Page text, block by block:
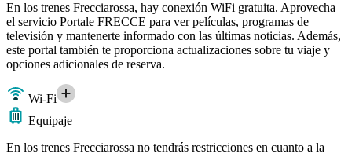
En los trenes Frecciarossa, hay conexión WiFi gratuita. Aprovecha
el servicio Portale FRECCE para ver películas, programas de
televisión y mantenerte informado con las últimas noticias. Además,
este portal también te proporciona actualizaciones sobre tu viaje y
opciones adicionales de reserva.
Wi-Fi
Equipaje
En los trenes Frecciarossa no tendrás restricciones en cuanto a la